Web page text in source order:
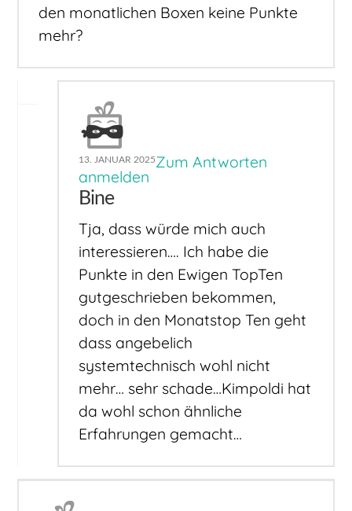
den monatlichen Boxen keine Punkte
mehr?
13. JANUAR 2025Zum Antworten
anmelden
Bine
Tja, dass würde mich auch
interessieren…. Ich habe die
Punkte in den Ewigen TopTen
gutgeschrieben bekommen,
doch in den Monatstop Ten geht
dass angebelich
systemtechnisch wohl nicht
mehr… sehr schade…Kimpoldi hat
da wohl schon ähnliche
Erfahrungen gemacht…